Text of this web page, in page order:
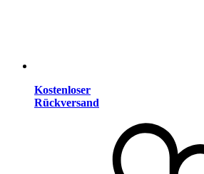
Kostenloser
Rückversand